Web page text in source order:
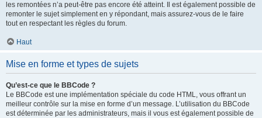
les remontées n’a peut-être pas encore été atteint. Il est également possible de
remonter le sujet simplement en y répondant, mais assurez-vous de le faire
tout en respectant les règles du forum.
Haut
Mise en forme et types de sujets
Qu’est-ce que le BBCode ?
Le BBCode est une implémentation spéciale du code HTML, vous offrant un
meilleur contrôle sur la mise en forme d’un message. L’utilisation du BBCode
est déterminée par les administrateurs, mais il vous est également possible de